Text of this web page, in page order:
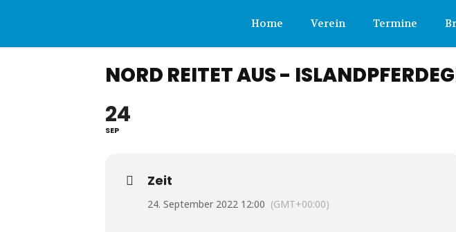
Nord
e.V.
Home Verein Termine
NORD REITET AUS -
24
SEP
Zeit
24. September 2022 12:00 (GMT+00:00)